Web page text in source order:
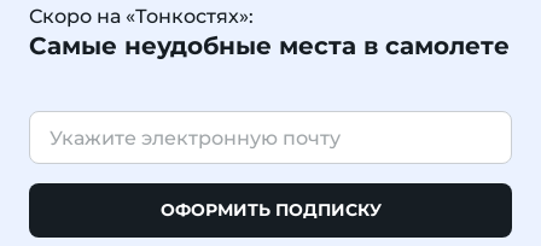
Скоро на «Тонкостях»:
Самые неудобные места в самолете
ОФОРМИТЬ ПОДПИСКУ